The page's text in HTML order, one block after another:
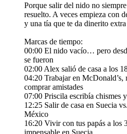
Porque salir del nido no
resuelto. A veces empieza con
y una tía que te da dinerito
Marcas de tiempo:
00:00 El nido vacío… pero
se fueron
02:00 Alex salió de casa a los
04:20 Trabajar en McDonald’s,
comprar amistades
07:00 Priscila escribía chismes
12:25 Salir de casa en Suecia
México
16:20 Vivir con tus papás a los